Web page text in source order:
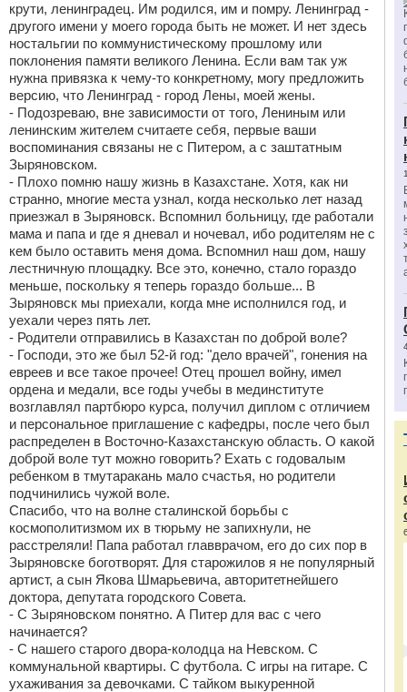
крути, ленинградец. Им родился, им и помру. Ленинград -
другого имени у моего города быть не может. И нет здесь
ностальгии по коммунистическому прошлому или
поклонения памяти великого Ленина. Если вам так уж
нужна привязка к чему-то конкретному, могу предложить
версию, что Ленинград - город Лены, моей жены.
- Подозреваю, вне зависимости от того, Лениным или
ленинским жителем считаете себя, первые ваши
воспоминания связаны не с Питером, а с заштатным
Зыряновском.
- Плохо помню нашу жизнь в Казахстане. Хотя, как ни
странно, многие места узнал, когда несколько лет назад
приезжал в Зыряновск. Вспомнил больницу, где работали
мама и папа и где я дневал и ночевал, ибо родителям не с
кем было оставить меня дома. Вспомнил наш дом, нашу
лестничную площадку. Все это, конечно, стало гораздо
меньше, поскольку я теперь гораздо больше... В
Зыряновск мы приехали, когда мне исполнился год, и
уехали через пять лет.
- Родители отправились в Казахстан по доброй воле?
- Господи, это же был 52-й год: "дело врачей", гонения на
евреев и все такое прочее! Отец прошел войну, имел
ордена и медали, все годы учебы в мединституте
возглавлял партбюро курса, получил диплом с отличием
и персональное приглашение с кафедры, после чего был
распределен в Восточно-Казахстанскую область. О какой
доброй воле тут можно говорить? Ехать с годовалым
ребенком в тмутаракань мало счастья, но родители
подчинились чужой воле.
Спасибо, что на волне сталинской борьбы с
космополитизмом их в тюрьму не запихнули, не
расстреляли! Папа работал главврачом, его до сих пор в
Зыряновске боготворят. Для старожилов я не популярный
артист, а сын Якова Шмарьевича, авторитетнейшего
доктора, депутата городского Совета.
- С Зыряновском понятно. А Питер для вас с чего
начинается?
- С нашего старого двора-колодца на Невском. С
коммунальной квартиры. С футбола. С игры на гитаре. С
ухаживания за девочками. С тайком выкуренной